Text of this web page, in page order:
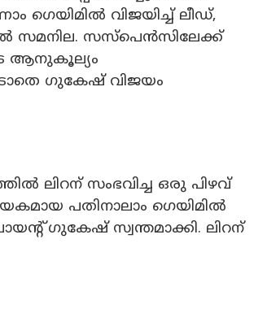
ഗെയിമിൽ വിജയിച്ച് ലീഡ്,
സമനില. സസ്പെൻസിലേക്ക്
ആനുകൂല്യം
ഗുകേഷ് വിജയം
ലിറന് സംഭവിച്ച ഒരു പിഴവ്
പതിനാലാം ഗെയിമിൽ
ഗുകേഷ് സ്വന്തമാക്കി. ലിറന്